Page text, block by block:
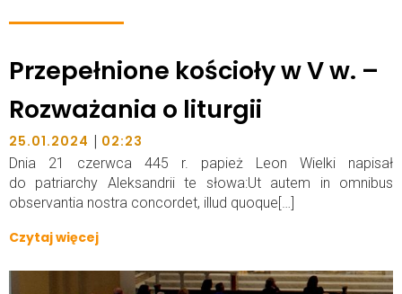
Przepełnione kościoły w V w. –
Rozważania o liturgii
25.01.2024 | 02:23
Dnia 21 czerwca 445 r. papież Leon Wielki napisał
do patriarchy Aleksandrii te słowa:Ut autem in omnibus
observantia nostra concordet, illud quoque[…]
Czytaj więcej